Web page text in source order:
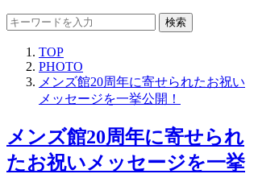
検索
TOP
PHOTO
メンズ館20周年に寄せられたお祝い
メッセージを一挙公開！
メンズ館20周年に寄せられ
たお祝いメッセージを一挙